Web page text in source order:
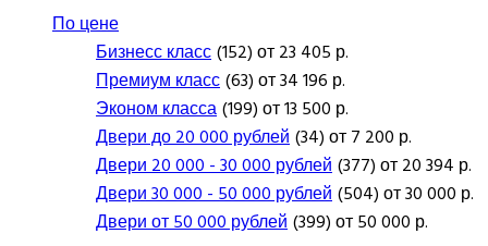
По цене
Бизнесс класс(152) от 23 405 р.
Премиум класс(63) от 34 196 р.
Эконом класса(199) от 13 500 р.
Двери до 20 000 рублей(34) от 7 200 р.
Двери 20 000 - 30 000 рублей(377) от 20 394 р.
Двери 30 000 - 50 000 рублей(504) от 30 000 р.
Двери от 50 000 рублей(399) от 50 000 р.